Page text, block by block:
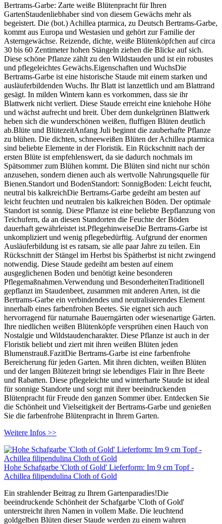
Bertrams-Garbe: Zarte weiße Blütenpracht für Ihren
GartenStaudenliebhaber sind von diesem Gewächs mehr als
begeistert. Die (bot.) Achillea ptarmica, zu Deutsch Bertrams-Garbe,
kommt aus Europa und Westasien und gehört zur Familie der
Asterngewächse. Reizende, dichte, weiße Blütenköpfchen auf circa
30 bis 60 Zentimeter hohen Stängeln ziehen die Blicke auf sich.
Diese schöne Pflanze zählt zu den Wildstauden und ist ein robustes
und pflegeleichtes Gewächs.Eigenschaften und WuchsDie
Bertrams-Garbe ist eine historische Staude mit einem starken und
ausläuferbildenden Wuchs. Ihr Blatt ist lanzettlich und am Blattrand
gesägt. In milden Wintern kann es vorkommen, dass sie ihr
Blattwerk nicht verliert. Diese Staude erreicht eine kniehohe Höhe
und wächst aufrecht und breit. Über dem dunkelgrünen Blattwerk
heben sich die wunderschönen weißen, fluffigen Blüten deutlich
ab.Blüte und BlütezeitAnfang Juli beginnt die zauberhafte Pflanze
zu blühen. Die dichten, schneeweißen Blüten der Achillea ptarmica
sind beliebte Elemente in der Floristik. Ein Rückschnitt nach der
ersten Blüte ist empfehlenswert, da sie dadurch nochmals im
Spätsommer zum Blühen kommt. Die Blüten sind nicht nur schön
anzusehen, sondern dienen auch als wertvolle Nahrungsquelle für
Bienen.Standort und BodenStandort: SonnigBoden: Leicht feucht,
neutral bis kalkreichDie Bertrams-Garbe gedeiht am besten auf
leicht feuchten und neutralen bis kalkreichen Böden. Der optimale
Standort ist sonnig. Diese Pflanze ist eine beliebte Bepflanzung von
Teichufern, da an diesen Standorten die Feuchte der Böden
dauerhaft gewährleistet ist.PflegehinweiseDie Bertrams-Garbe ist
unkompliziert und wenig pflegebedürftig. Aufgrund der enormen
Ausläuferbildung ist es ratsam, sie alle paar Jahre zu teilen. Ein
Rückschnitt der Stängel im Herbst bis Spätherbst ist nicht zwingend
notwendig. Diese Staude gedeiht am besten auf einem
ausgeglichenen Boden und benötigt keine besonderen
Pflegemaßnahmen.Verwendung und BesonderheitenTraditionell
gepflanzt im Staudenbeet, zusammen mit anderen Arten, ist die
Bertrams-Garbe ein verbindendes und neutralisierendes Element
innerhalb eines farbenfrohen Beetes. Sie eignet sich auch
hervorragend für naturnahe Bauerngärten oder wiesenartige Gärten.
Ihre niedlichen weißen Blütenköpfe versprühen einen Hauch von
Nostalgie und Wildstaudencharakter. Diese Pflanze ist auch in der
Floristik beliebt und ziert mit ihren weißen Blüten jeden
Blumenstrauß.FazitDie Bertrams-Garbe ist eine farbenfrohe
Bereicherung für jeden Garten. Mit ihren dichten, weißen Blüten
und der langen Blütezeit bringt sie lebendiges Flair in Ihre Beete
und Rabatten. Diese pflegeleichte und winterharte Staude ist ideal
für sonnige Standorte und sorgt mit ihrer beeindruckenden
Blütenpracht für Freude den ganzen Sommer über. Entdecken Sie
die Schönheit und Vielseitigkeit der Bertrams-Garbe und genießen
Sie die farbenfrohe Blütenpracht in Ihrem Garten.
Weitere Infos >>
Hohe Schafgarbe 'Cloth of Gold' Lieferform: Im 9 cm Topf -
Achillea filipendulina Cloth of Gold
Ein strahlender Beitrag zu Ihrem Gartenparadies!Die
beeindruckende Schönheit der Schafgarbe 'Cloth of Gold'
unterstreicht ihren Namen in vollem Maße. Die leuchtend
goldgelben Blüten dieser Staude werden zu einem wahren